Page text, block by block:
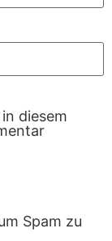
diesem
Spam zu